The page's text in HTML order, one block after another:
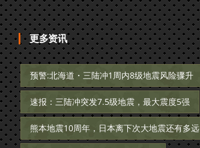
更多资讯
预警:北海道・三陆冲1周内8级地震风险骤升
速报：三陆冲突发7.5级地震，最大震度5强
熊本地震10周年，日本离下次大地震还有多远